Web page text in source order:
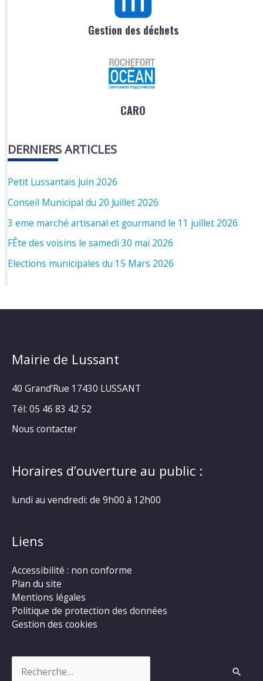
Gestion des déchets
CARO
DERNIERS ARTICLES
Petit Lussantais Juin 2026
Conseil Municipal du 20 Juillet 2026
3 eme marché artisanal et gourmand le 11 juillet 2026
FÊte des voisins le samedi 30 mai 2026
Elections municipales du 15 Mars 2026
Mairie de Lussant
40 Grand’Rue 17430 LUSSANT
Tél: 05 46 83 42 52
Nous contacter
Horaires d’ouverture au public :
lundi au vendredi: de 9h00 à 12h00
Liens
Accessibilité : non conforme
Plan du site
Mentions légales
Politique de protection des données
Gestion des cookies